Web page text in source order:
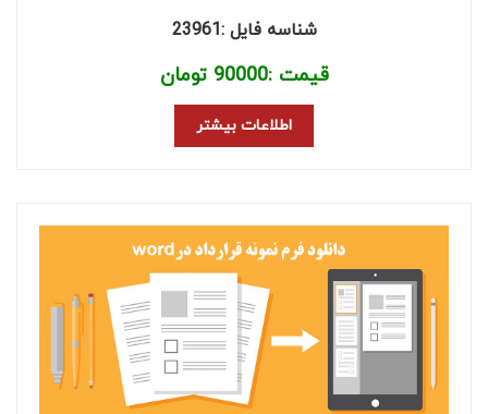
شناسه فایل :23961
قیمت :90000 تومان
اطلاعات بیشتر